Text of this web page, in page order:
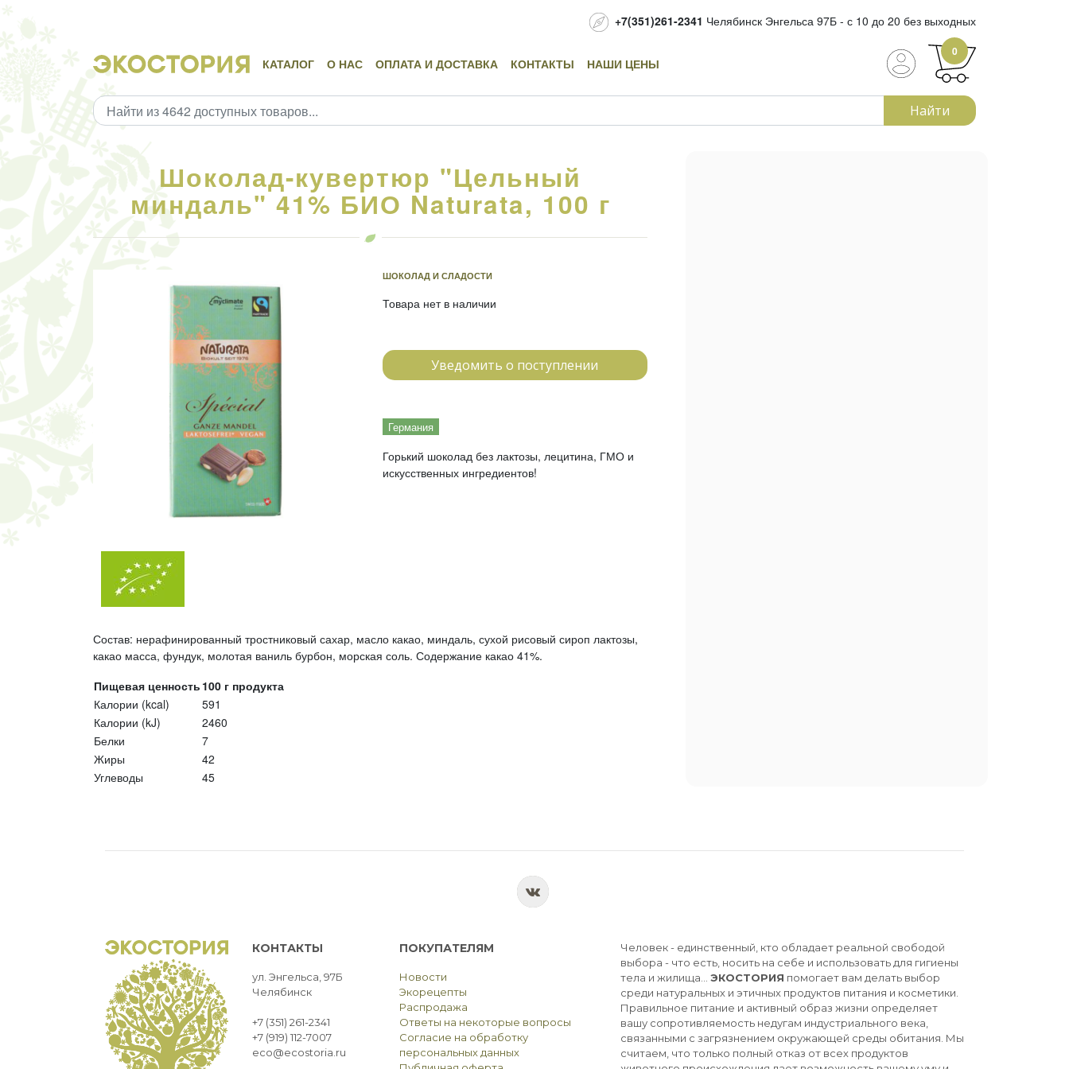
+7(351)261-2341 Челябинск Энгельса 97Б - с 10 до 20 без выходных
КАТАЛОГ О НАС ОПЛАТА И ДОСТАВКА КОНТАКТЫ НАШИ ЦЕНЫ
0
Найти
Шоколад-кувертюр "Цельный
миндаль" 41% БИО Naturata, 100 г
ШОКОЛАД И СЛАДОСТИ
Товара нет в наличии
Уведомить о поступлении
Германия
Горький шоколад без лактозы, лецитина, ГМО и
искусственных ингредиентов!
Состав: нерафинированный тростниковый сахар, масло какао, миндаль, сухой рисовый сироп лактозы,
какао масса, фундук, молотая ваниль бурбон, морская соль. Содержание какао 41%.
Пищевая ценность 100 г продукта
Калории (kcal)
591
Калории (kJ)
2460
Белки
7
Жиры
42
Углеводы
45
КОНТАКТЫ
ул. Энгельса, 97Б
Челябинск
+7 (351) 261-2341
+7 (919) 112-7007
eco@ecostoria.ru
ПОКУПАТЕЛЯМ
Новости
Экорецепты
Распродажа
Ответы на некоторые вопросы
Согласие на обработку
персональных данных
Человек - единственный, кто обладает реальной свободой
выбора - что есть, носить на себе и использовать для гигиены
тела и жилища... ЭКОСТОРИЯ помогает вам делать выбор
среди натуральных и этичных продуктов питания и косметики.
Правильное питание и активный образ жизни определяет
вашу сопротивляемость недугам индустриального века,
связанными с загрязнением окружающей среды обитания. Мы
считаем, что только полный отказ от всех продуктов